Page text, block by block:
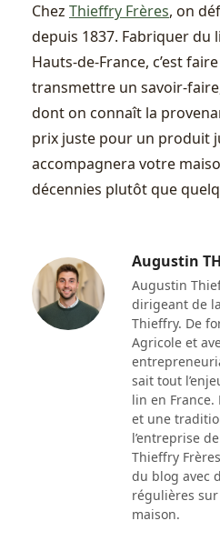
Chez Thieffry Frères, on
depuis 1837. Fabriquer du
Hauts-de-France, c’est
transmettre un savoir-
dont on connaît la
prix juste pour un produit
accompagnera votre
décennies plutôt que
Augustin
Augustin
dirigeant de
Thieffry. De
Agricole et
sait tout
lin en
et une
l’entreprise
Thieffry
du blog avec
régulières
maison.